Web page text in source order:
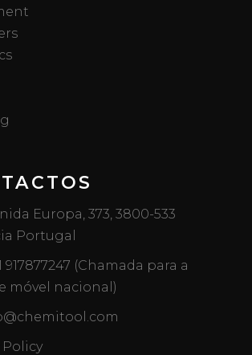
Europa, 373, 3800-533
Portugal
917877247 (Chamada para a
móvel nacional)
Policy